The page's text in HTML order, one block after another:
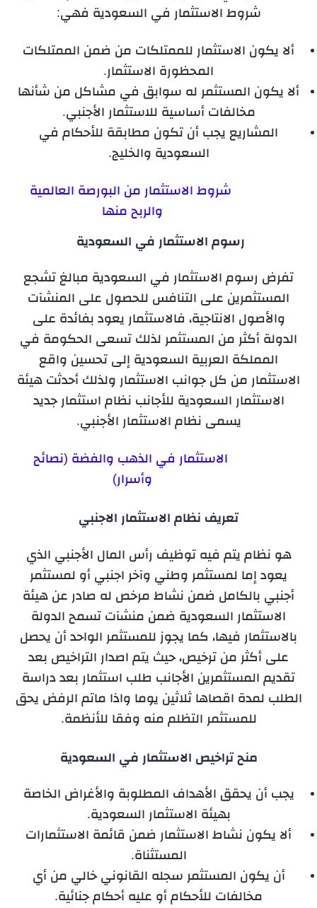
شروط الاستثمار في السعودية فهي:
ألا يكون الاستثمار للممتلكات من ضمن الممتلكات
المحظورة الاستثمار.
ألا يكون المستثمر له سوابق في مشاكل من شأنها
مخالفات أساسية للاستثمار الأجنبي.
المشاريع يجب أن تكون مطابقة للأحكام في
السعودية والخليج.
شروط الاستثمار من البورصة العالمية
والربح منها
رسوم الاستثمار في السعودية
تفرض رسوم الاستثمار في السعودية مبالغ تشجع
المستثمرين على التنافس للحصول على المنشآت
والأصول الانتاجية، فالاستثمار يعود بفائدة على
الدولة أكثر من المستثمر لذلك تسعى الحكومة في
المملكة العربية السعودية إلى تحسين واقع
الاستثمار من كل جوانب الاستثمار ولذلك أحدثت هيئة
الاستثمار السعودية للأجانب نظام استثمار جديد
يسمى نظام الاستثمار الأجنبي.
الاستثمار في الذهب والفضة (نصائح
وأسرار)
تعريف نظام الاستثمار الاجنبي
هو نظام يتم فيه توظيف رأس المال الأجنبي الذي
يعود إما لمستثمر وطني وآخر اجنبي أو لمستثمر
أجنبي بالكامل ضمن نشاط مرخص له صادر عن هيئة
الاستثمار السعودية ضمن منشآت تسمح الدولة
بالاستثمار فيها، كما يجوز للمستثمر الواحد أن يحصل
على أكثر من ترخيص، حيث يتم اصدار التراخيص بعد
تقديم المستثمرين الأجانب طلب استثمار بعد دراسة
الطلب لمدة اقصاها ثلاثين يوما واذا ماتم الرفض يحق
للمستثمر التظلم منه وفقا للأنظمة.
منح تراخيص الاستثمار في السعودية
يجب أن يحقق الأهداف المطلوبة والأغراض الخاصة
بهيئة الاستثمار السعودية.
ألا يكون نشاط الاستثمار ضمن قائمة الاستثمارات
المستثناة.
أن يكون المستثمر سجله القانوني خالي من أي
مخالفات للأحكام أو عليه أحكام جنائية.